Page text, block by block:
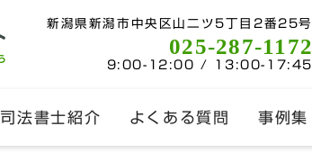
新潟県新潟市中央区山二ツ5丁目2番25号
025-287-1172
9:00-12:00 / 13:00-17:45
司法書士紹介 よくある質問 事例集